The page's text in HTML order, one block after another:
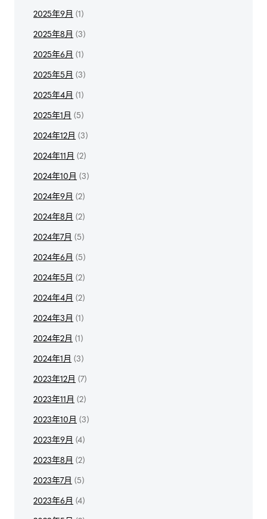
2025年9月 (1)
2025年8月 (3)
2025年6月 (1)
2025年5月 (3)
2025年4月 (1)
2025年1月 (5)
2024年12月 (3)
2024年11月 (2)
2024年10月 (3)
2024年9月 (2)
2024年8月 (2)
2024年7月 (5)
2024年6月 (5)
2024年5月 (2)
2024年4月 (2)
2024年3月 (1)
2024年2月 (1)
2024年1月 (3)
2023年12月 (7)
2023年11月 (2)
2023年10月 (3)
2023年9月 (4)
2023年8月 (2)
2023年7月 (5)
2023年6月 (4)